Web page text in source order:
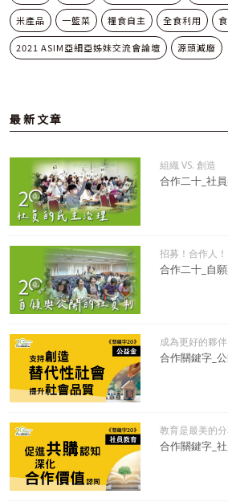
米產品 一籃菜 糧食自主 全食利用
2021 ASIM亞細亞姊妹交流會論壇 源頭減廢
最新文章
組織 VS. 創造
合作二十_社
招募！合作人！
合作二十_自
成為更好的夥伴
合作關鍵字_
教育是最美的
合作關鍵字_